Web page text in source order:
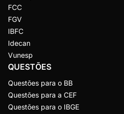
FCC
FGV
IBFC
Idecan
Vunesp
QUESTÕES
Questões para o BB
Questões para a CEF
Questões para o IBGE